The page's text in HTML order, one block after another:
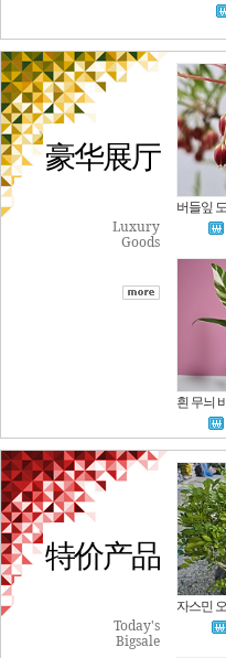
豪华展厅
Luxury
Goods
特价产品
Today's
Bigsale